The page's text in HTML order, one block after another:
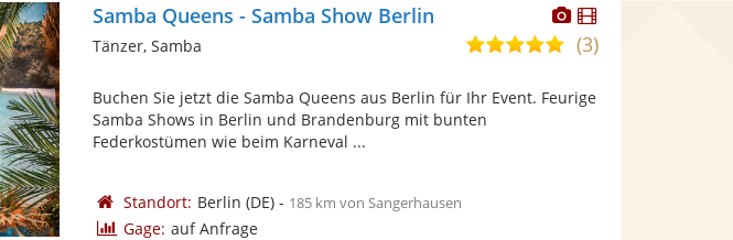
Dieser
Künstler
stellt
Fotos
bereit.
Dieser
Künstler
Samba Queens - Samba Show Berlin
5,0
5
(3)
Tänzer, Samba
Buchen Sie jetzt die Samba Queens aus Berlin für Ihr Event. Feurige
Samba Shows in Berlin und Brandenburg mit bunten
Federkostümen wie beim Karneval ...
Standort: Berlin (DE)- 185 km von Sangerhausen
Gage: auf Anfrage